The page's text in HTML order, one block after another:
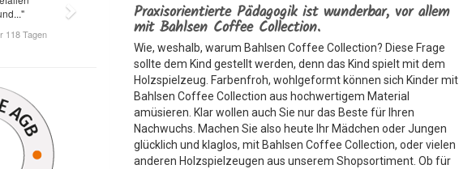
Praxisorientierte Pädagogik ist wunderbar, vor allem
mit Bahlsen Coffee Collection.
Wie, weshalb, warum Bahlsen Coffee Collection? Diese Frage
sollte dem Kind gestellt werden, denn das Kind spielt mit dem
Holzspielzeug. Farbenfroh, wohlgeformt können sich Kinder mit
Bahlsen Coffee Collection aus hochwertigem Material
amüsieren. Klar wollen auch Sie nur das Beste für Ihren
Nachwuchs. Machen Sie also heute Ihr Mädchen oder Jungen
glücklich und klaglos, mit Bahlsen Coffee Collection, oder vielen
anderen Holzspielzeugen aus unserem Shopsortiment. Ob für